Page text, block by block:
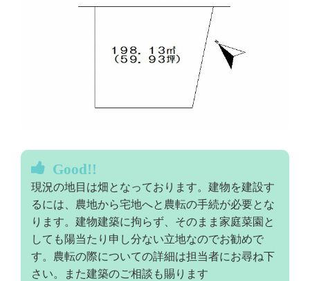
Good!!
現況の地目は畑となっております。建物を建設す
るには、農地から宅地へと農転の手続が必要とな
ります。建物建築に拘らず、そのまま家庭菜園と
しても陽当たり申し分ない立地なのでお勧めで
す。農転の際についての詳細は担当者にお尋ね下
さい。また建築のご相談も賜ります